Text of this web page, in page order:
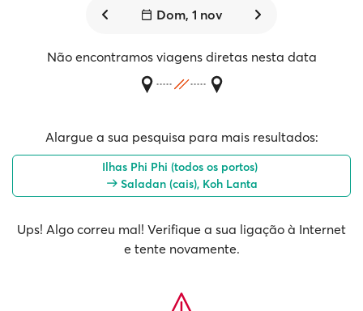
Dom, 1 nov
Não encontramos viagens diretas nesta data
Alargue a sua pesquisa para mais resultados:
Ilhas Phi Phi (todos os portos)
Saladan (cais), Koh Lanta
Ups! Algo correu mal! Verifique a sua ligação à Internet
e tente novamente.